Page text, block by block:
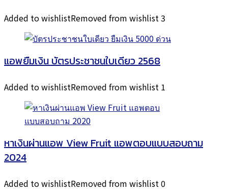
Added to wishlistRemoved from wishlist3
แอพยืมเงิน บัตรประชาชนใบเดียว 2568
Added to wishlistRemoved from wishlist 1
หาเงินผ่านแอพ View Fruit แอพตอบแบบสอบถาม
2024
Added to wishlistRemoved from wishlist0